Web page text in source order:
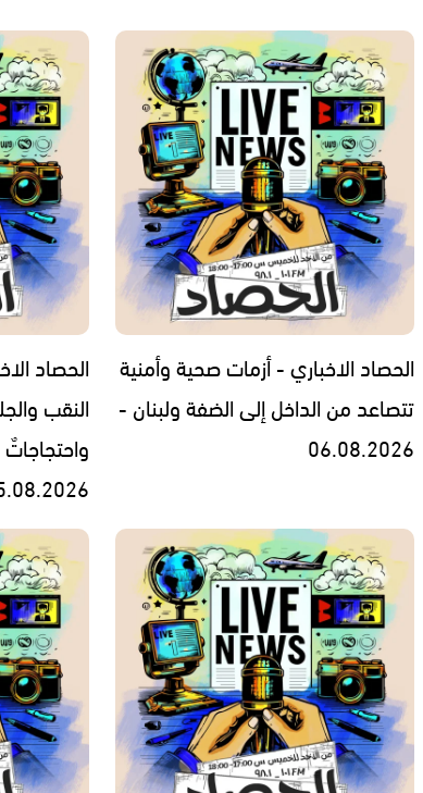
الحصاد الاخباري - أزمات صحية وأمنية
تتصاعد من الداخل إلى الضفة ولبنان -
06.08.2026
الحصاد
النقب